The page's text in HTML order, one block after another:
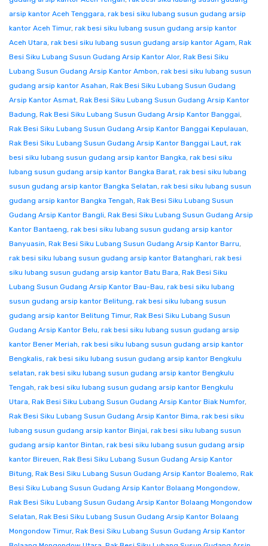
arsip kantor Aceh Tenggara, rak besi siku lubang susun gudang arsip
kantor Aceh Timur, rak besi siku lubang susun gudang arsip kantor
Aceh Utara, rak besi siku lubang susun gudang arsip kantor Agam, Rak
Besi Siku Lubang Susun Gudang Arsip Kantor Alor, Rak Besi Siku
Lubang Susun Gudang Arsip Kantor Ambon, rak besi siku lubang susun
gudang arsip kantor Asahan, Rak Besi Siku Lubang Susun Gudang
Arsip Kantor Asmat, Rak Besi Siku Lubang Susun Gudang Arsip Kantor
Badung, Rak Besi Siku Lubang Susun Gudang Arsip Kantor Banggai,
Rak Besi Siku Lubang Susun Gudang Arsip Kantor Banggai Kepulauan,
Rak Besi Siku Lubang Susun Gudang Arsip Kantor Banggai Laut, rak
besi siku lubang susun gudang arsip kantor Bangka, rak besi siku
lubang susun gudang arsip kantor Bangka Barat, rak besi siku lubang
susun gudang arsip kantor Bangka Selatan, rak besi siku lubang susun
gudang arsip kantor Bangka Tengah, Rak Besi Siku Lubang Susun
Gudang Arsip Kantor Bangli, Rak Besi Siku Lubang Susun Gudang Arsip
Kantor Bantaeng, rak besi siku lubang susun gudang arsip kantor
Banyuasin, Rak Besi Siku Lubang Susun Gudang Arsip Kantor Barru,
rak besi siku lubang susun gudang arsip kantor Batanghari, rak besi
siku lubang susun gudang arsip kantor Batu Bara, Rak Besi Siku
Lubang Susun Gudang Arsip Kantor Bau-Bau, rak besi siku lubang
susun gudang arsip kantor Belitung, rak besi siku lubang susun
gudang arsip kantor Belitung Timur, Rak Besi Siku Lubang Susun
Gudang Arsip Kantor Belu, rak besi siku lubang susun gudang arsip
kantor Bener Meriah, rak besi siku lubang susun gudang arsip kantor
Bengkalis, rak besi siku lubang susun gudang arsip kantor Bengkulu
selatan, rak besi siku lubang susun gudang arsip kantor Bengkulu
Tengah, rak besi siku lubang susun gudang arsip kantor Bengkulu
Utara, Rak Besi Siku Lubang Susun Gudang Arsip Kantor Biak Numfor,
Rak Besi Siku Lubang Susun Gudang Arsip Kantor Bima, rak besi siku
lubang susun gudang arsip kantor Binjai, rak besi siku lubang susun
gudang arsip kantor Bintan, rak besi siku lubang susun gudang arsip
kantor Bireuen, Rak Besi Siku Lubang Susun Gudang Arsip Kantor
Bitung, Rak Besi Siku Lubang Susun Gudang Arsip Kantor Boalemo, Rak
Besi Siku Lubang Susun Gudang Arsip Kantor Bolaang Mongondow,
Rak Besi Siku Lubang Susun Gudang Arsip Kantor Bolaang Mongondow
Selatan, Rak Besi Siku Lubang Susun Gudang Arsip Kantor Bolaang
Mongondow Timur, Rak Besi Siku Lubang Susun Gudang Arsip Kantor